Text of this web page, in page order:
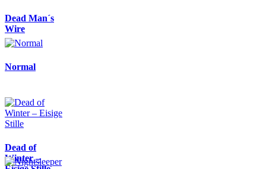
Dead Man´s
Wire
Normal
Dead of
Winter –